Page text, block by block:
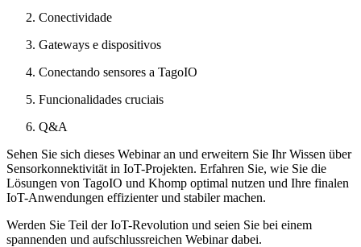
Conectividade
Gateways e dispositivos
Conectando sensores a TagoIO
Funcionalidades cruciais
Q&A
Sehen Sie sich dieses Webinar an und erweitern Sie Ihr Wissen über
Sensorkonnektivität in IoT-Projekten. Erfahren Sie, wie Sie die
Lösungen von TagoIO und Khomp optimal nutzen und Ihre finalen
IoT-Anwendungen effizienter und stabiler machen.
Werden Sie Teil der IoT-Revolution und seien Sie bei einem
spannenden und aufschlussreichen Webinar dabei.